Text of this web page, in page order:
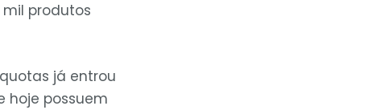
produtos
já entrou
hoje possuem